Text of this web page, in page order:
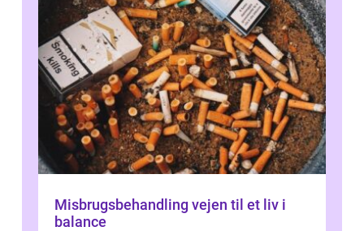
Misbrugsbehandling vejen til et liv i
balance